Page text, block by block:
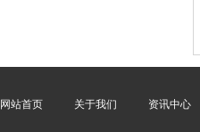
网站首页 关于我们 资讯中心